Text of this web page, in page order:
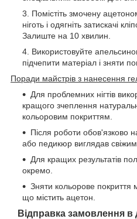
Помістіть змочену
ніготь і одягніть затискачі
Залиште на 10 хвилин.
Використовуйте
підчепити матеріал і зняти
Поради майстрів з нанесення
Для проблемних нігтів
кращого зчеплення
кольоровим покриттям.
Після роботи обов'язково
або педикюр виглядав свіжим
Для кращих результатів
окремо.
Зняти кольорове
що містить ацетон.
Відправка замовлення